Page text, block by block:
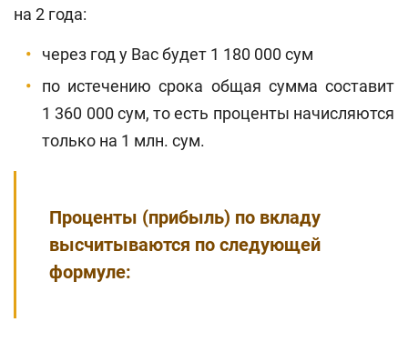
на 2 года:
через год у Вас будет 1 180 000 сум
по истечению срока общая сумма составит
1 360 000 сум, то есть проценты начисляются
только на 1 млн. сум.
Проценты (прибыль) по вкладу
высчитываются по следующей
формуле: